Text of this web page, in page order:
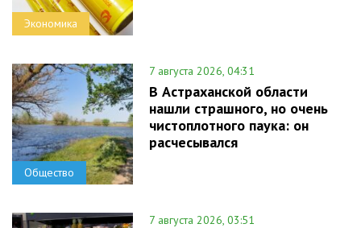
Экономика
Общество
7 августа 2026, 04:31
В Астраханской области
нашли страшного, но очень
чистоплотного паука: он
расчесывался
7 августа 2026, 03:51